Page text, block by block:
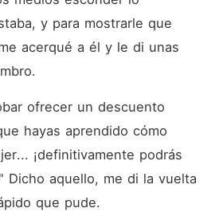
y para mostrarle que
acerqué a él y le di unas
ofrecer un descuento
hayas aprendido cómo
¡definitivamente podrás
Dicho aquello, me di la vuelta
que pude.